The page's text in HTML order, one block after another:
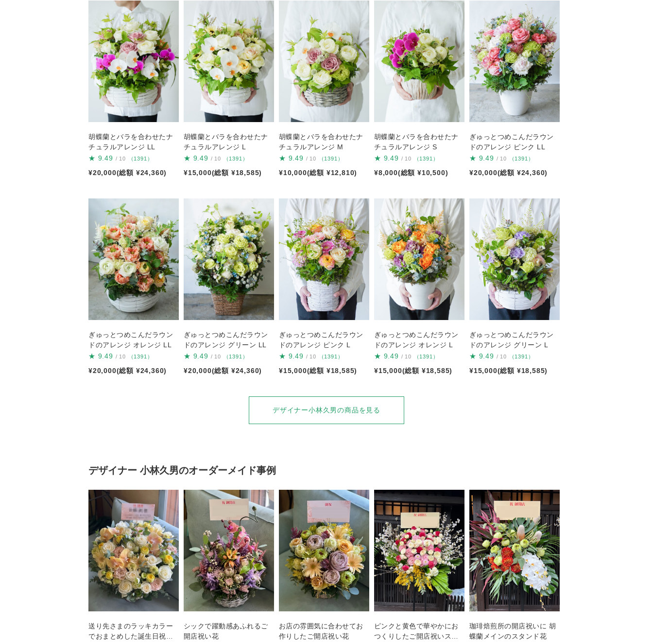
胡蝶蘭とバラを合わせたナ
チュラルアレンジ LL
★ 9.49 / 10 （1391）
¥20,000(総額 ¥24,360)
胡蝶蘭とバラを合わせたナ
チュラルアレンジ L
★ 9.49 / 10 （1391）
¥15,000(総額 ¥18,585)
胡蝶蘭とバラを合わせたナ
チュラルアレンジ M
★ 9.49 / 10 （1391）
¥10,000(総額 ¥12,810)
胡蝶蘭とバラを合わせたナ
チュラルアレンジ S
★ 9.49 / 10 （1391）
¥8,000(総額 ¥10,500)
ぎゅっとつめこんだラウン
ドのアレンジ ピンク LL
★ 9.49 / 10 （1391）
¥20,000(総額 ¥24,360)
ぎゅっとつめこんだラウン
ドのアレンジ オレンジ LL
★ 9.49 / 10 （1391）
¥20,000(総額 ¥24,360)
ぎゅっとつめこんだラウン
ドのアレンジ グリーン LL
★ 9.49 / 10 （1391）
¥20,000(総額 ¥24,360)
ぎゅっとつめこんだラウン
ドのアレンジ ピンク L
★ 9.49 / 10 （1391）
¥15,000(総額 ¥18,585)
ぎゅっとつめこんだラウン
ドのアレンジ オレンジ L
★ 9.49 / 10 （1391）
¥15,000(総額 ¥18,585)
ぎゅっとつめこんだラウン
ドのアレンジ グリーン L
★ 9.49 / 10 （1391）
¥15,000(総額 ¥18,585)
デザイナー小林久男の商品を見る
デザイナー 小林久男のオーダーメイド事例
送り先さまのラッキカラー
でおまとめした誕生日祝い
シックで躍動感あふれるご
開店祝い花
お店の雰囲気に合わせてお
作りしたご開店祝い花
ピンクと黄色で華やかにお
つくりしたご開店祝いスタ
珈琲焙煎所の開店祝いに 胡
蝶蘭メインのスタンド花